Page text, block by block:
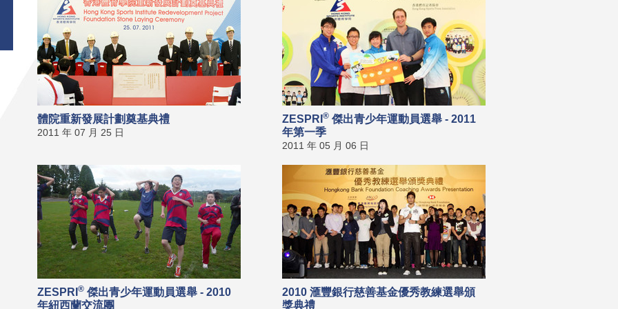
體院重新發展計劃奠基典禮
2011 年 07 月 25 日
ZESPRI® 傑出青少年運動員選舉 - 2011
年第一季
2011 年 05 月 06 日
ZESPRI® 傑出青少年運動員選舉 - 2010
年紐西蘭交流團
2010 滙豐銀行慈善基金優秀教練選舉頒
獎典禮